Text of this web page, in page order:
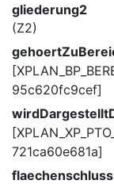
gliederung2
(Z2)
95c620fc9cef]
721ca60e681a]
flaechenschluss